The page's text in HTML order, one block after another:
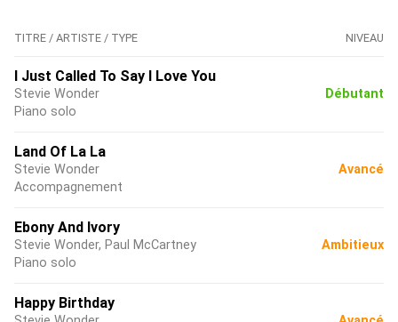
TITRE / ARTISTE / TYPE NIVEAU
I Just Called To Say I Love You
Stevie Wonder
Piano solo
Débutant
Land Of La La
Stevie Wonder
Accompagnement
Avancé
Ebony And Ivory
Stevie Wonder, Paul McCartney
Piano solo
Ambitieux
Happy Birthday